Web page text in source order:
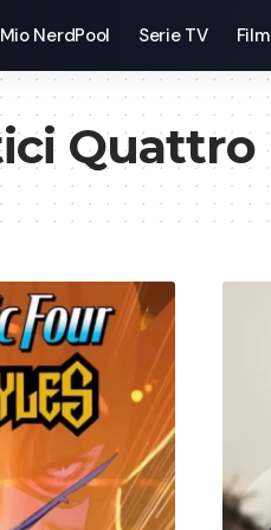
NerdPool Serie TV Film
Quattro